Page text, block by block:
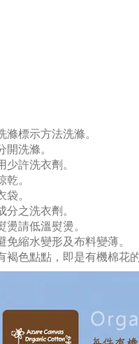
標示方法洗滌。
洗滌。
許洗衣劑。
。
。
之洗衣劑。
請低溫熨燙。
縮水變形及布料變薄。
褐色點點，即是有機棉花